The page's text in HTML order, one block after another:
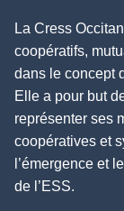
La Cress
coopératifs,
dans le concept
Elle a pour but
représenter ses
coopératives et
l’émergence et
de l’ESS.